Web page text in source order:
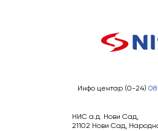
Инфо центар (0-24)
НИС а.д. Нови Сад,
21102 Нови Сад,